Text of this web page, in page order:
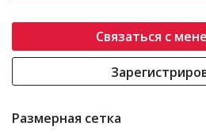
Связаться с
Размерная сетка